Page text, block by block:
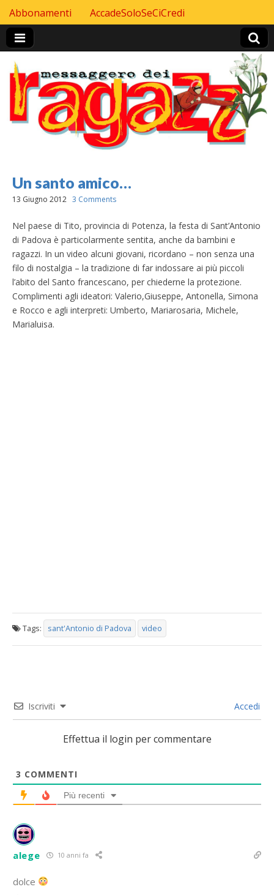
Header Top menu
Skip to content
Abbonamenti AccadeSoloSeCiCredi
Un santo amico…
13 Giugno 2012 3 Comments
Nel paese di Tito, provincia di Potenza, la festa di Sant’Antonio
di Padova è particolarmente sentita, anche da bambini e
ragazzi. In un video alcuni giovani, ricordano – non senza una
filo di nostalgia – la tradizione di far indossare ai più piccoli
l’abito del Santo francescano, per chiederne la protezione.
Complimenti agli ideatori: Valerio,Giuseppe, Antonella, Simona
e Rocco e agli interpreti: Umberto, Mariarosaria, Michele,
Marialuisa.
Tags: sant'Antonio di Padova video
Iscriviti Accedi
Effettua il login per commentare
3 COMMENTI
Più recenti
alege 10 anni fa
dolce